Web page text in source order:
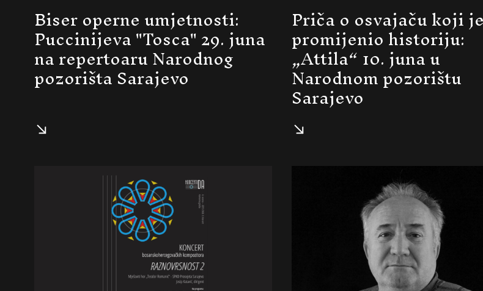
Biser operne umjetnosti:
Puccinijeva "Tosca" 29. juna
na repertoaru Narodnog
pozorišta Sarajevo
Priča o osvajaču koji je
promijenio historiju:
„Attila“ 10. juna u
Narodnom pozorištu
Sarajevo